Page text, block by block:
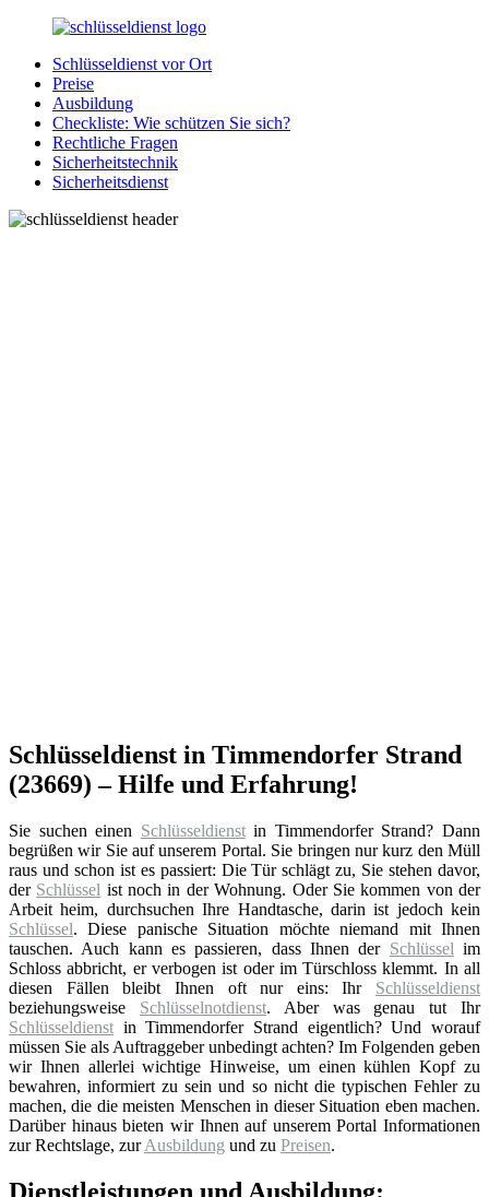
Zurück
Inhalt
SchluesseldienstDirekt.de
Ihre
Notlage
wird
gelöst!
Schlüsseldienst vor Ort
Preise
Ausbildung
Checkliste: Wie schützen Sie sich?
Rechtliche Fragen
Sicherheitstechnik
Sicherheitsdienst
Schlüsseldienst in Timmendorfer Strand
(23669) – Hilfe und Erfahrung!
Sie suchen einen Schlüsseldienstin Timmendorfer Strand? Dann
begrüßen wir Sie auf unserem Portal. Sie bringen nur kurz den Müll
raus und schon ist es passiert: Die Tür schlägt zu, Sie stehen davor,
der Schlüssel ist noch in der Wohnung. Oder Sie kommen von der
Arbeit heim, durchsuchen Ihre Handtasche, darin ist jedoch kein
Schlüssel. Diese panische Situation möchte niemand mit Ihnen
tauschen. Auch kann es passieren, dass Ihnen der Schlüssel im
Schloss abbricht, er verbogen ist oder im Türschloss klemmt. In all
diesen Fällen bleibt Ihnen oft nur eins: Ihr Schlüsseldienst
beziehungsweise Schlüsselnotdienst. Aber was genau tut Ihr
Schlüsseldienst in Timmendorfer Strand eigentlich? Und worauf
müssen Sie als Auftraggeber unbedingt achten? Im Folgenden geben
wir Ihnen allerlei wichtige Hinweise, um einen kühlen Kopf zu
bewahren, informiert zu sein und so nicht die typischen Fehler zu
machen, die die meisten Menschen in dieser Situation eben machen.
Darüber hinaus bieten wir Ihnen auf unserem Portal Informationen
zur Rechtslage, zurAusbildung und zu Preisen.
Dienstleistungen und Ausbildung: